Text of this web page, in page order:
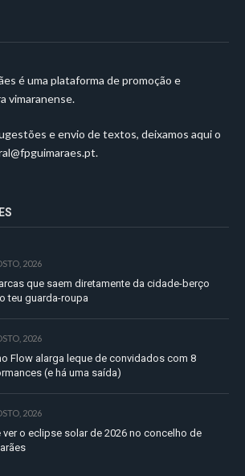
é uma plataforma de promoção e
vimaranense.
e envio de textos, deixamos aqui o
.
2026
que saem diretamente da cidade-berço
teu guarda-roupa
2026
Flow alarga leque de convidados com 8
(e há uma saída)
2026
ver o eclipse solar de 2026 no concelho de